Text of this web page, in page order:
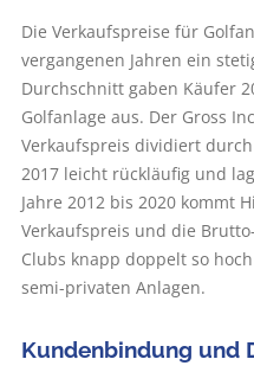
Die Verkaufspreise für
vergangenen Jahren ein
Durchschnitt gaben Käufer
Golfanlage aus. Der Gross
Verkaufspreis dividiert
2017 leicht rückläufig und
Jahre 2012 bis 2020 kommt
Verkaufspreis und die
Clubs knapp doppelt so
semi-privaten Anlagen.
Kundenbindung und